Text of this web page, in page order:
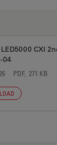
LED5000 CXI
04
PDF, 271 KB